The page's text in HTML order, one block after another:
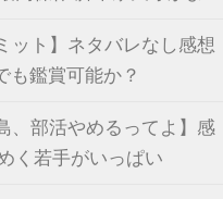
ット】ネタバレなし感想
も鑑賞可能か？
、部活やめるってよ】感
く若手がいっぱい